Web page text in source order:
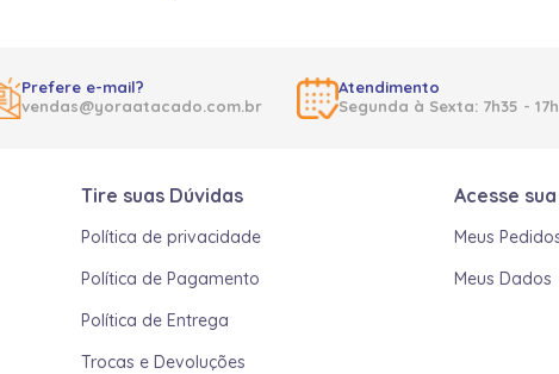
Prefere e-mail?
vendas@yoraatacado.com.br
Atendimento
Segunda à Sexta: 7h35 -
Tire suas Dúvidas
Política de privacidade
Política de Pagamento
Política de Entrega
Trocas e Devoluções
Acesse
Meus
Meus Dados